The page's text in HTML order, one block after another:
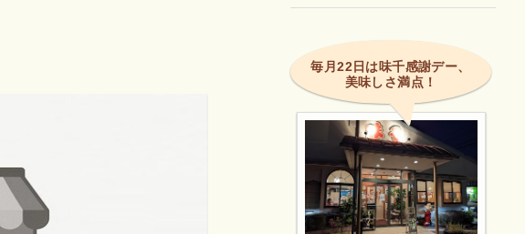
毎月22日は味千感謝デー、
美味しさ満点！